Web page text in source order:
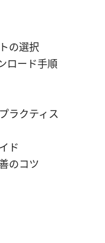
の選択
ロード手順
ラクティス
ド
のコツ